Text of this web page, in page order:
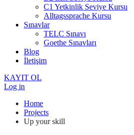
C1 Yetkinlik Seviye Kursu
Alltagssprache Kursu
Sınavlar
TELC Sınavı
Goethe Sınavları
Blog
İletişim
KAYIT OL
Log in
Home
Projects
Up your skill